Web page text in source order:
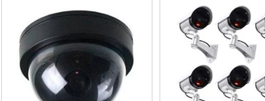
Materiale elettrico
Batteria
Pannello solare
Interruttori
Adattatore
Coltivazione e Semina
Irrigazione
Carriola
Zappa
Nebulizzatore